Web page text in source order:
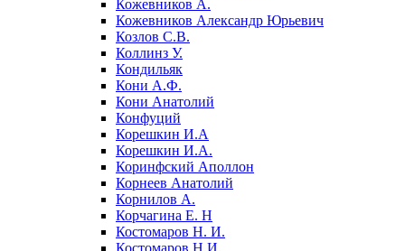
Кожевников А.
Кожевников Александр Юрьевич
Козлов С.В.
Коллинз У.
Кондильяк
Кони А.Ф.
Кони Анатолий
Конфуций
Корешкин И.А
Корешкин И.А.
Коринфский Аполлон
Корнеев Анатолий
Корнилов А.
Корчагина Е. Н
Костомаров Н. И.
Костомаров Н.И.